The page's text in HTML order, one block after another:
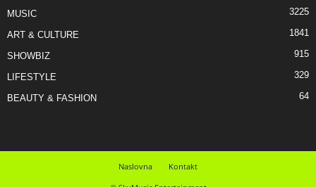
MUSIC 3225
ART & CULTURE 1841
SHOWBIZ 915
LIFESTYLE 329
BEAUTY & FASHION 64
Naslovna
Kontakt